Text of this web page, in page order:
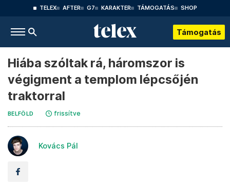
TELEX AFTER G7 KARAKTER TÁMOGATÁS SHOP
Támogatás
Hiába szóltak rá, háromszor is
végigment a templom lépcsőjén
traktorral
BELFÖLD frissítve
Kovács Pál